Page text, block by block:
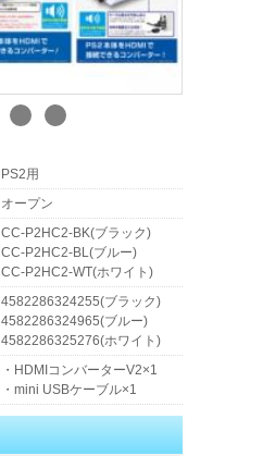
PS2用
オープン
CC-P2HC2-BK(ブラック)
CC-P2HC2-BL(ブルー)
CC-P2HC2-WT(ホワイト)
4582286324255(ブラック)
4582286324965(ブルー)
4582286325276(ホワイト)
・HDMIコンバーターV2×1
・mini USBケーブル×1